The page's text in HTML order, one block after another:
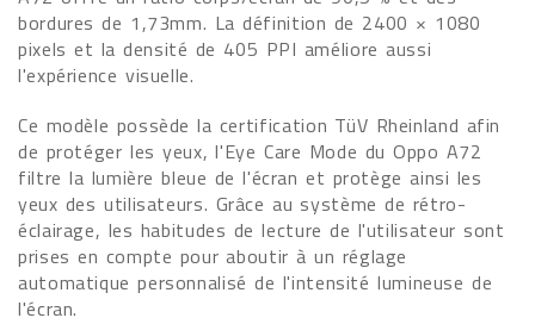
bordures de 1,73mm. La définition de 2400 × 1080
pixels et la densité de 405 PPI améliore aussi
l'expérience visuelle.
Ce modèle possède la certification TüV Rheinland afin
de protéger les yeux, l'Eye Care Mode du Oppo A72
filtre la lumière bleue de l'écran et protège ainsi les
yeux des utilisateurs. Grâce au système de rétro-
éclairage, les habitudes de lecture de l'utilisateur sont
prises en compte pour aboutir à un réglage
automatique personnalisé de l'intensité lumineuse de
l'écran.